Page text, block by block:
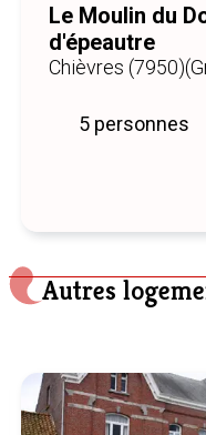
Le Moulin du
d'épeautre
Chièvres (7950)
5 personnes
Autres